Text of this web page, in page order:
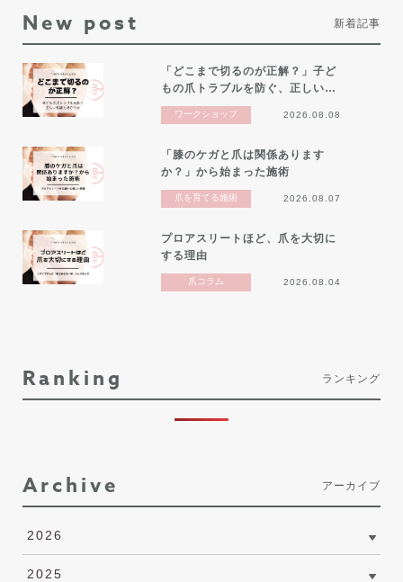
New post 新着記事
「どこまで切るのが正解？」子ど
もの爪トラブルを防ぐ、正しい…
ワークショップ 2026.08.08
「膝のケガと爪は関係あります
か？」から始まった施術
爪を育てる施術 2026.08.07
プロアスリートほど、爪を大切に
する理由
爪コラム 2026.08.04
Ranking ランキング
Archive アーカイブ
2026
2025